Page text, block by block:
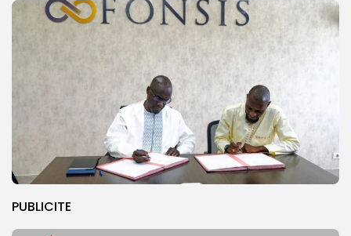
PUBLICITE